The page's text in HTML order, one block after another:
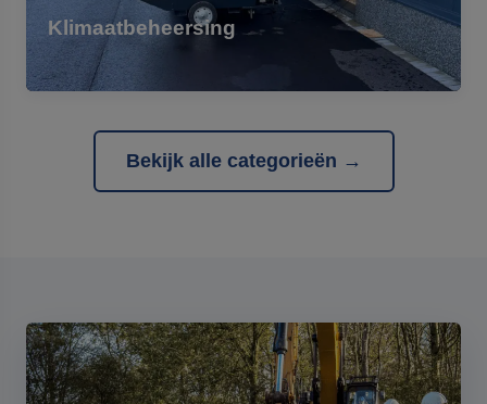
Klimaatbeheersing
Bekijk alle categorieën →